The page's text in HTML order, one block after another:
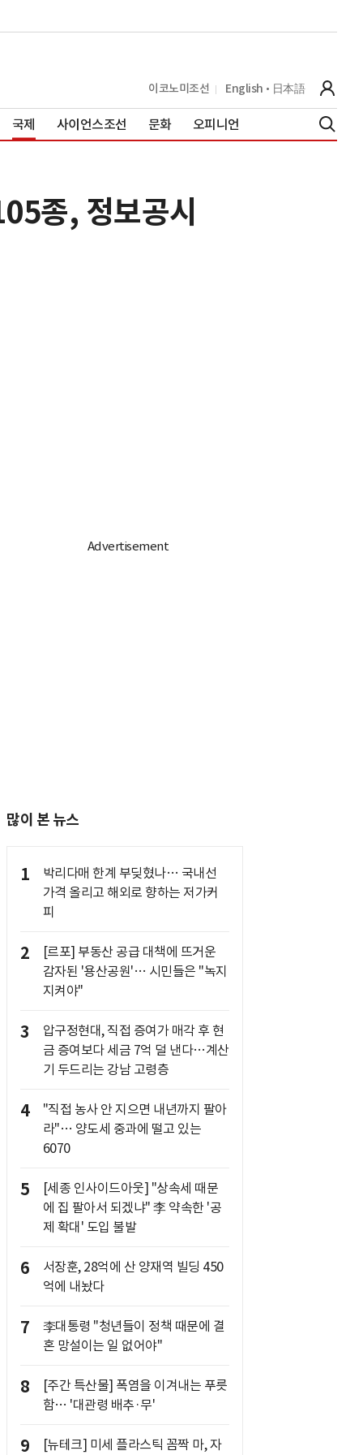
이코노미조선 English 日本語
국제 사이언스조선 문화 오피니언
종, 정보공시
많이 본 뉴스
1
박리다매 한계 부딪혔나… 국내선
가격 올리고 해외로 향하는 저가커
피
2
[르포] 부동산 공급 대책에 뜨거운
감자된 '용산공원'… 시민들은 "녹지
지켜야"
3
압구정현대, 직접 증여가 매각 후 현
금 증여보다 세금 7억 덜 낸다…계산
기 두드리는 강남 고령층
4
"직접 농사 안 지으면 내년까지 팔아
라"… 양도세 중과에 떨고 있는
6070
5
[세종 인사이드아웃] "상속세 때문
에 집 팔아서 되겠냐" 李 약속한 '공
제 확대' 도입 불발
6
서장훈, 28억에 산 양재역 빌딩 450
억에 내놨다
7
李대통령 "청년들이 정책 때문에 결
혼 망설이는 일 없어야"
8
[주간 특산물] 폭염을 이겨내는 푸릇
함… '대관령 배추·무'
9 [뉴테크] 미세 플라스틱 꼼짝 마, 자